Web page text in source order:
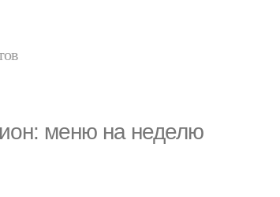
меню на неделю